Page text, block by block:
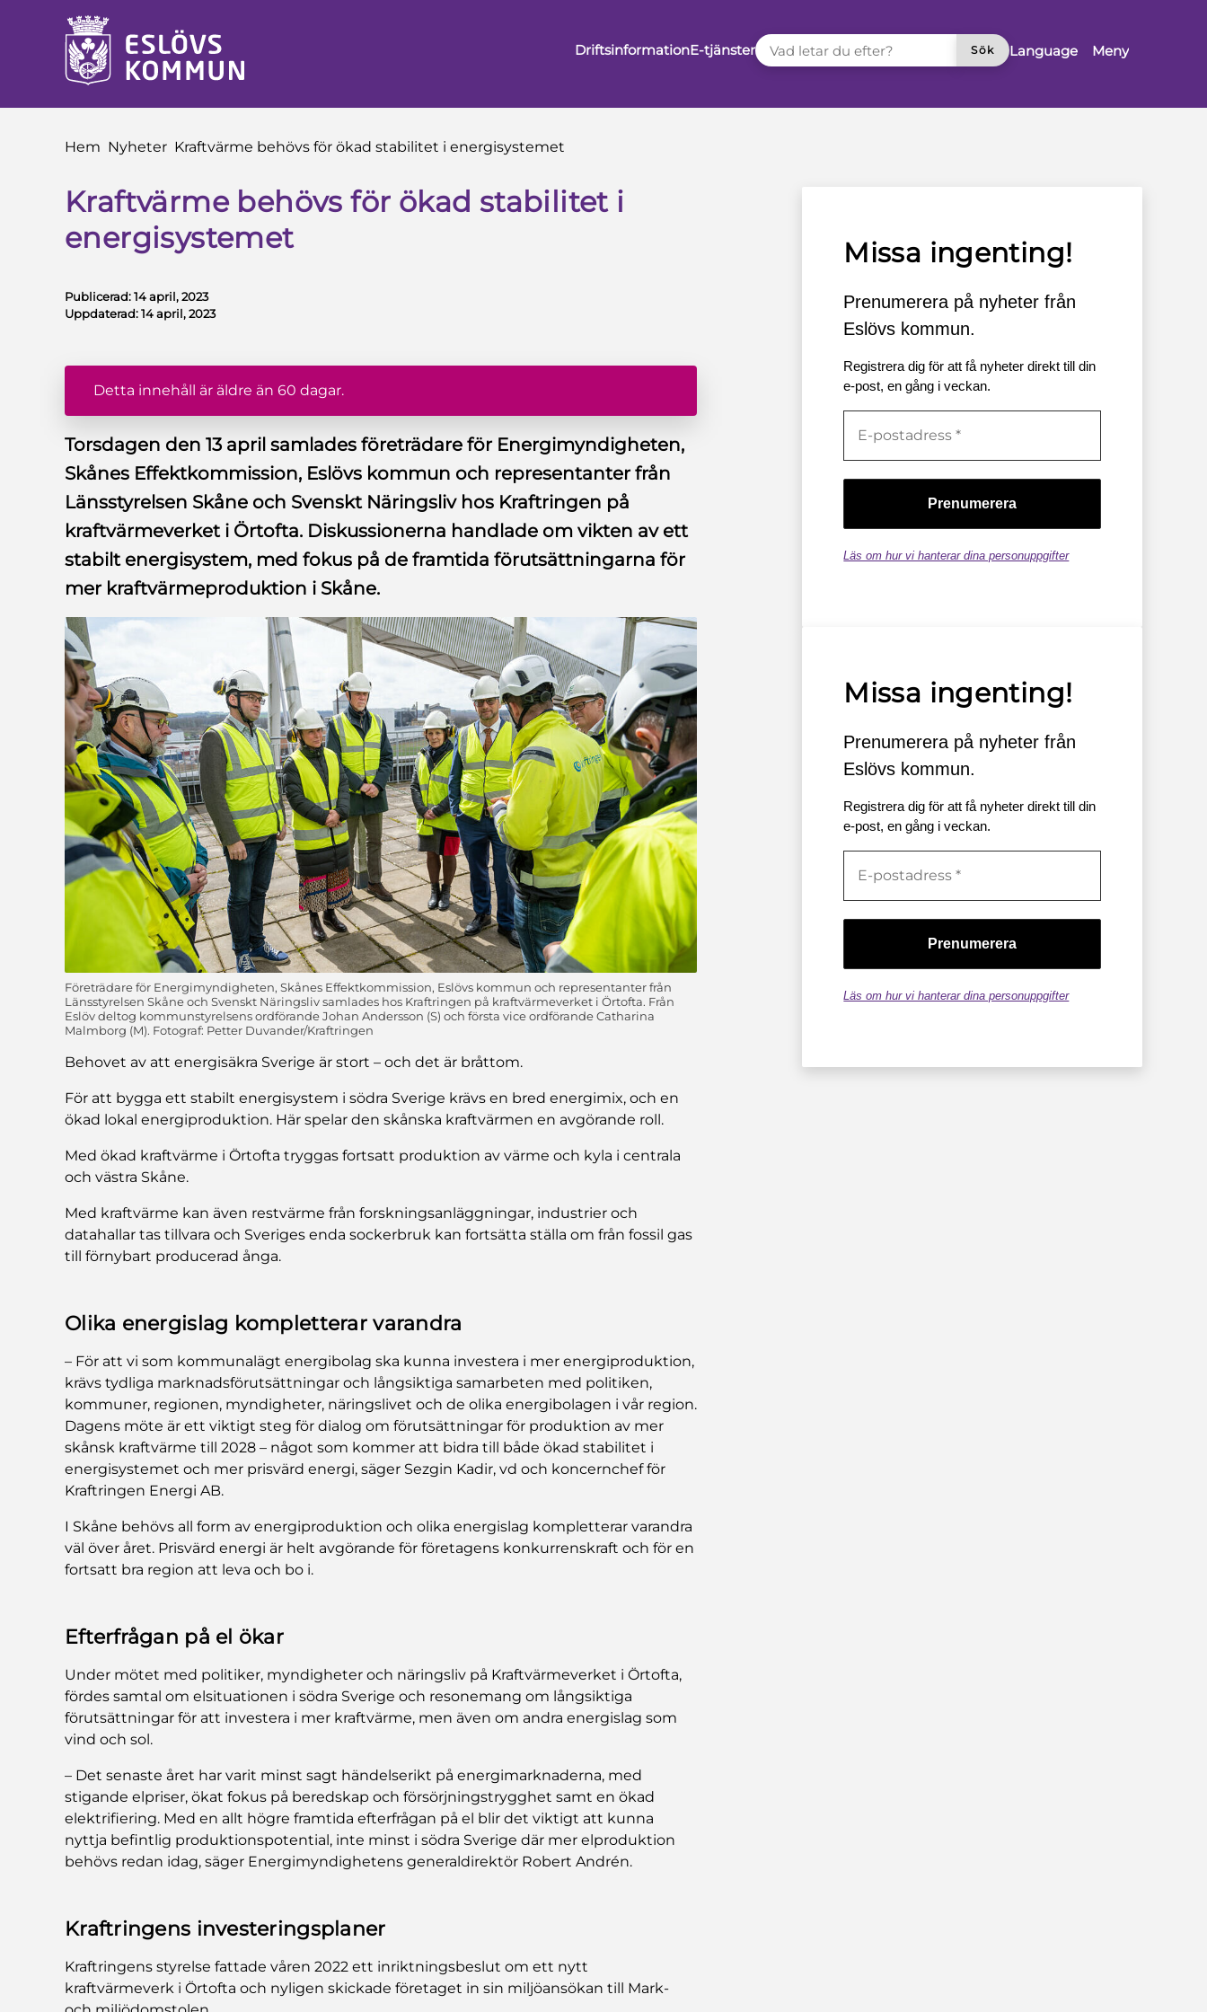
till innehåll
DriftsinformationE-tjänster
VAD LETAR DU EFTER?
Sök
Language Meny
Du är här:
Hem Nyheter Kraftvärme behövs för ökad stabilitet i energisystemet
Kraftvärme behövs för ökad stabilitet i
energisystemet
Publicerad:14 april, 2023
Uppdaterad:14 april, 2023
Detta innehåll är äldre än 60 dagar.
Torsdagen den 13 april samlades företrädare för Energimyndigheten,
Skånes Effektkommission, Eslövs kommun och representanter från
Länsstyrelsen Skåne och Svenskt Näringsliv hos Kraftringen på
kraftvärmeverket i Örtofta. Diskussionerna handlade om vikten av ett
stabilt energisystem, med fokus på de framtida förutsättningarna för
mer kraftvärmeproduktion i Skåne.
Företrädare för Energimyndigheten, Skånes Effektkommission, Eslövs kommun och representanter från
Länsstyrelsen Skåne och Svenskt Näringsliv samlades hos Kraftringen på kraftvärmeverket i Örtofta. Från
Eslöv deltog kommunstyrelsens ordförande Johan Andersson (S) och första vice ordförande Catharina
Malmborg (M). Fotograf: Petter Duvander/Kraftringen
Behovet av att energisäkra Sverige är stort – och det är bråttom.
För att bygga ett stabilt energisystem i södra Sverige krävs en bred energimix, och en
ökad lokal energiproduktion. Här spelar den skånska kraftvärmen en avgörande roll.
Med ökad kraftvärme i Örtofta tryggas fortsatt produktion av värme och kyla i centrala
och västra Skåne.
Med kraftvärme kan även restvärme från forskningsanläggningar, industrier och
datahallar tas tillvara och Sveriges enda sockerbruk kan fortsätta ställa om från fossil gas
till förnybart producerad ånga.
Olika energislag kompletterar varandra
– För att vi som kommunalägt energibolag ska kunna investera i mer energiproduktion,
krävs tydliga marknadsförutsättningar och långsiktiga samarbeten med politiken,
kommuner, regionen, myndigheter, näringslivet och de olika energibolagen i vår region.
Dagens möte är ett viktigt steg för dialog om förutsättningar för produktion av mer
skånsk kraftvärme till 2028 – något som kommer att bidra till både ökad stabilitet i
energisystemet och mer prisvärd energi, säger Sezgin Kadir, vd och koncernchef för
Kraftringen Energi AB.
I Skåne behövs all form av energiproduktion och olika energislag kompletterar varandra
väl över året. Prisvärd energi är helt avgörande för företagens konkurrenskraft och för en
fortsatt bra region att leva och bo i.
Efterfrågan på el ökar
Under mötet med politiker, myndigheter och näringsliv på Kraftvärmeverket i Örtofta,
fördes samtal om elsituationen i södra Sverige och resonemang om långsiktiga
förutsättningar för att investera i mer kraftvärme, men även om andra energislag som
vind och sol.
– Det senaste året har varit minst sagt händelserikt på energimarknaderna, med
stigande elpriser, ökat fokus på beredskap och försörjningstrygghet samt en ökad
elektrifiering. Med en allt högre framtida efterfrågan på el blir det viktigt att kunna
nyttja befintlig produktionspotential, inte minst i södra Sverige där mer elproduktion
behövs redan idag, säger Energimyndighetens generaldirektör Robert Andrén.
Kraftringens investeringsplaner
Kraftringens styrelse fattade våren 2022 ett inriktningsbeslut om ett nytt
kraftvärmeverk i Örtofta och nyligen skickade företaget in sin miljöansökan till Mark-
Missa ingenting!
Prenumerera på nyheter från
Eslövs kommun.
Registrera dig för att få nyheter direkt till din
e-post, en gång i veckan.
Läs om hur vi hanterar dina personuppgifter
Missa ingenting!
Prenumerera på nyheter från
Eslövs kommun.
Registrera dig för att få nyheter direkt till din
e-post, en gång i veckan.
Läs om hur vi hanterar dina personuppgifter